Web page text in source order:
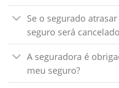
Se o segurado
seguro será
A seguradora é
meu seguro?